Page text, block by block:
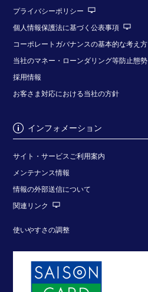
プライバシーポリシー
個人情報保護法に基づく公表事項
コーポレートガバナンスの基本的な考え方
当社のマネー・ローンダリング等防止態勢
採用情報
お客さま対応における当社の方針
インフォメーション
サイト・サービスご利用案内
メンテナンス情報
情報の外部送信について
関連リンク
使いやすさの調整